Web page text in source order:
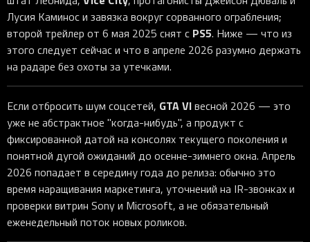
7.1 Sound
Synapse 2 Legacy
Virtual Ring Light
Razer Axon
Streamer Companion App
Cortex
Лусия Каминос и завязка вокруг сорванного ограбления;
второй трейлер от 6 мая 2025 снят с PS5. Ниже — что из
этого следует сейчас и что в апреле 2026 разумно держать
на радаре без охоты за утечками.
Если отбросить шум соцсетей, GTA VIвесной 2026 — это
уже не абстрактное "когда-нибудь", а продукт с
фиксированной датой на консолях текущего поколения и
понятной дугой ожиданий до осенне-зимнего окна. Апрель
2026 попадает в середину года до релиза: обычно это
время наращивания маркетинга, уточнений на IR-звонках и
проверки витрин Sony и Microsoft, а не обязательный
еженедельный поток новых роликов.